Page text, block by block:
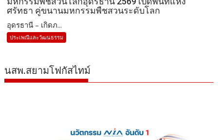
ศรัทธา คู่ขนานมหกรรมพืชสวนระดับโลก
อุดรธานี – เกิดภ...
ประเพณีและวัฒนธรรม
นสพ.สยามโฟกัสไทม์